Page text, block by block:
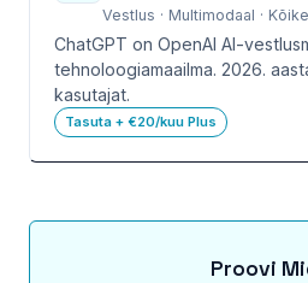
Vestlus · Multimodaal ·
ChatGPT on OpenAI AI-
tehnoloogiamaailma. 2026.
kasutajat.
Tasuta + €20/kuu Plus
Proovi